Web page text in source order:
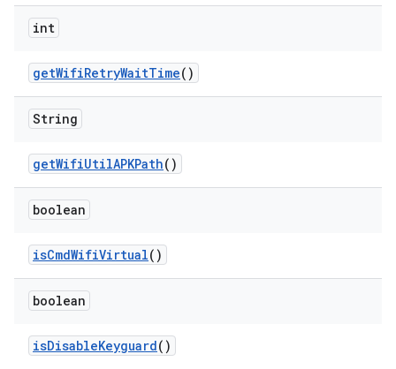
int
getWifiRetryWaitTime()
String
getWifiUtilAPKPath()
boolean
isCmdWifiVirtual()
boolean
isDisableKeyguard()